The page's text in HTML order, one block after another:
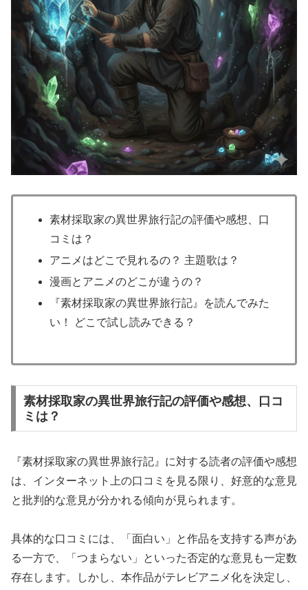
素材採取家の異世界旅行記の評価や感想、口
コミは？
アニメはどこで見れるの？ 主題歌は？
漫画とアニメのどこが違うの？
『素材採取家の異世界旅行記』を読んでみた
い！ どこで試し読みできる？
素材採取家の異世界旅行記の評価や感想、口コ
ミは？
『素材採取家の異世界旅行記』に対する読者の評価や感想
は、インターネット上の口コミを見る限り、好意的な意見
と批判的な意見が分かれる傾向が見られます。
具体的な口コミには、「面白い」と作品を支持する声があ
る一方で、「つまらない」といった否定的な意見も一定数
存在します。しかし、本作品がテレビアニメ化を決定し、